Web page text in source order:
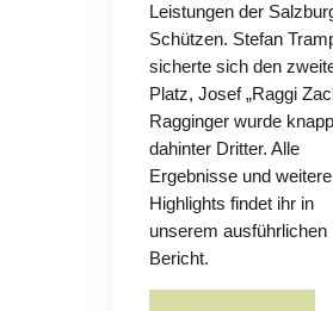
Leistungen der
Schützen. Stefan
sicherte sich den
Platz, Josef „Raggi
Ragginger wurde knapp
dahinter Dritter. Alle
Ergebnisse und weitere
Highlights findet ihr in
unserem ausführlichen
Bericht.